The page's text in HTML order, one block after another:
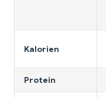
Kalorien
Protein